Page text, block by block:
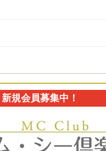
新規会員募集中！